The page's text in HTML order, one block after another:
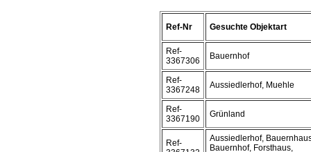
Ref-Nr Gesuchte Objektart
Ref-
3367306
Bauernhof
Ref-
3367248
Aussiedlerhof, Muehle
Ref-
3367190
Grünland
Ref-
Aussiedlerhof,
Bauernhof, Forsthaus,